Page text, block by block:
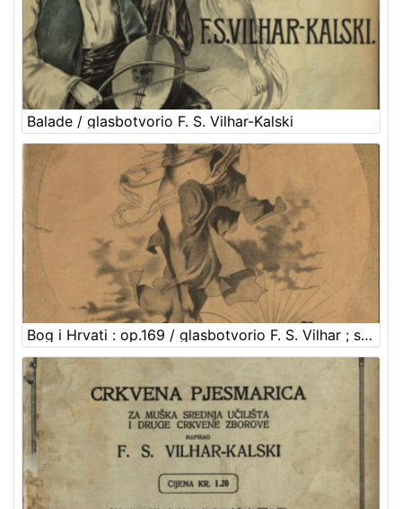
Balade / glasbotvorio F. S. Vilhar-Kalski
Bog i Hrvati : op.169 / glasbotvorio F. S. Vilhar ; spjevao August Harambašić